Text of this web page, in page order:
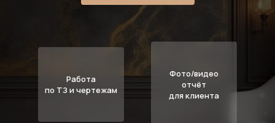
Работа
по ТЗ и чертежам
Фото/видео
отчёт
для клиента